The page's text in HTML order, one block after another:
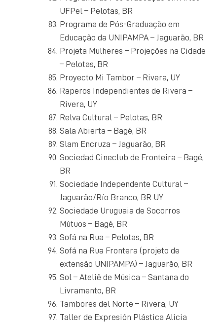
UFPel – Pelotas, BR
Programa de Pós-Graduação em
Educação da UNIPAMPA – Jaguarão, BR
Projeta Mulheres – Projeções na Cidade
– Pelotas, BR
Proyecto Mi Tambor – Rivera, UY
Raperos Independientes de Rivera –
Rivera, UY
Relva Cultural – Pelotas, BR
Sala Abierta – Bagé, BR
Slam Encruza – Jaguarão, BR
Sociedad Cineclub de Fronteira – Bagé,
BR
Sociedade Independente Cultural –
Jaguarão/Río Branco, BR UY
Sociedade Uruguaia de Socorros
Mútuos – Bagé, BR
Sofá na Rua – Pelotas, BR
Sofá na Rua Frontera (projeto de
extensão UNIPAMPA) – Jaguarão, BR
Sol – Ateliê de Música – Santana do
Livramento, BR
Tambores del Norte – Rivera, UY
Taller de Expresión Plástica Alicia